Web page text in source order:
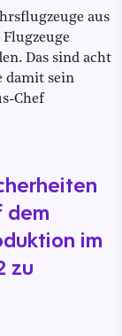
aus
Flugzeuge
Das sind acht
damit sein
Chef
dem
im
zu